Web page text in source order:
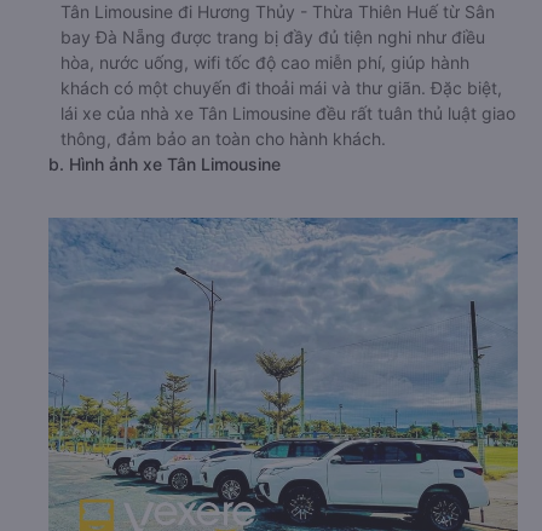
Tân Limousine đi Hương Thủy - Thừa Thiên Huế từ Sân
bay Đà Nẵng được trang bị đầy đủ tiện nghi như điều
hòa, nước uống, wifi tốc độ cao miễn phí, giúp hành
khách có một chuyến đi thoải mái và thư giãn. Đặc biệt,
lái xe của nhà xe Tân Limousine đều rất tuân thủ luật giao
thông, đảm bảo an toàn cho hành khách.
b. Hình ảnh xe Tân Limousine